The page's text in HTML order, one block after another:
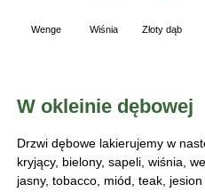
Wenge Wiśnia Złoty dąb
W okleinie dębowej
Drzwi dębowe lakierujemy w
kryjący, bielony, sapeli, wiśnia,
jasny, tobacco, miód, teak,